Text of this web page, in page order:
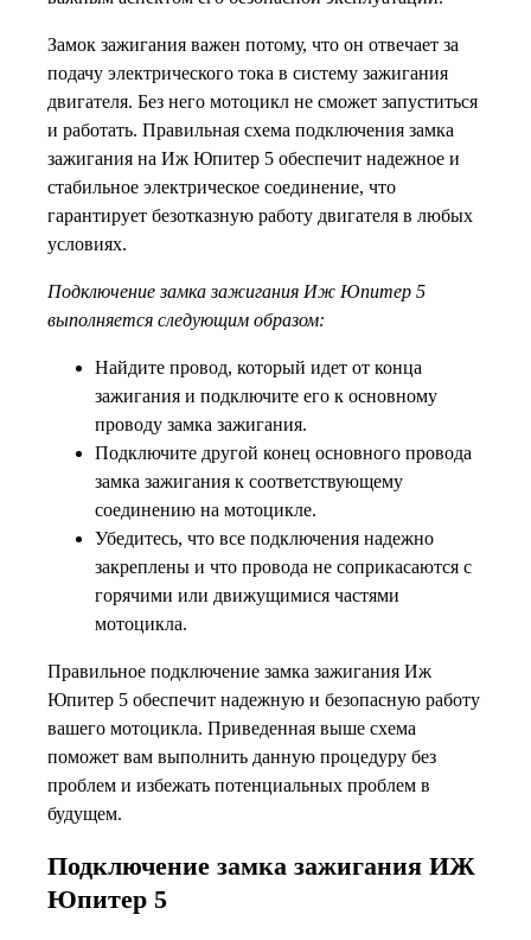
Замок зажигания важен потому, что он отвечает за
подачу электрического тока в систему зажигания
двигателя. Без него мотоцикл не сможет запуститься
и работать. Правильная схема подключения замка
зажигания на Иж Юпитер 5 обеспечит надежное и
стабильное электрическое соединение, что
гарантирует безотказную работу двигателя в любых
условиях.
Подключение замка зажигания Иж Юпитер 5
выполняется следующим образом:
Найдите провод, который идет от конца
зажигания и подключите его к основному
проводу замка зажигания.
Подключите другой конец основного провода
замка зажигания к соответствующему
соединению на мотоцикле.
Убедитесь, что все подключения надежно
закреплены и что провода не соприкасаются с
горячими или движущимися частями
мотоцикла.
Правильное подключение замка зажигания Иж
Юпитер 5 обеспечит надежную и безопасную работу
вашего мотоцикла. Приведенная выше схема
поможет вам выполнить данную процедуру без
проблем и избежать потенциальных проблем в
будущем.
Подключение замка зажигания ИЖ
Юпитер 5